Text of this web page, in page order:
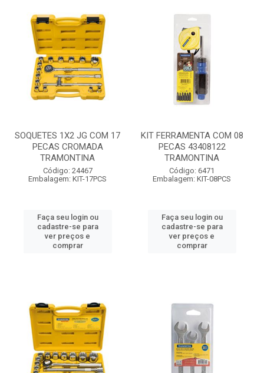
SOQUETES 1X2 JG COM 17
PECAS CROMADA
TRAMONTINA
Código: 24467
Embalagem: KIT-17PCS
Faça seu login ou
cadastre-se para
ver preços e
comprar
KIT FERRAMENTA COM 08
PECAS 43408122
TRAMONTINA
Código: 6471
Embalagem: KIT-08PCS
Faça seu login ou
cadastre-se para
ver preços e
comprar